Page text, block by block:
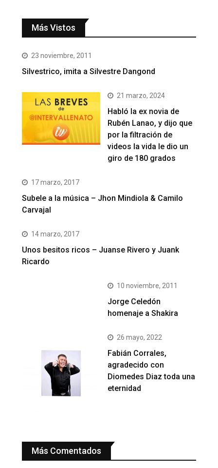
Más Vistos
23 noviembre, 2011
Silvestrico, imita a Silvestre Dangond
21 marzo, 2024
Habló la ex novia de
Rubén Lanao, y dijo que
por la filtración de
videos la vida le dio un
giro de 180 grados
17 marzo, 2017
Subele a la música – Jhon Mindiola & Camilo
Carvajal
14 marzo, 2017
Unos besitos ricos – Juanse Rivero y Juank
Ricardo
10 noviembre, 2011
Jorge Celedón
homenaje a Shakira
26 mayo, 2022
Fabián Corrales,
agradecido con
Diomedes Diaz toda una
eternidad
Más Comentados